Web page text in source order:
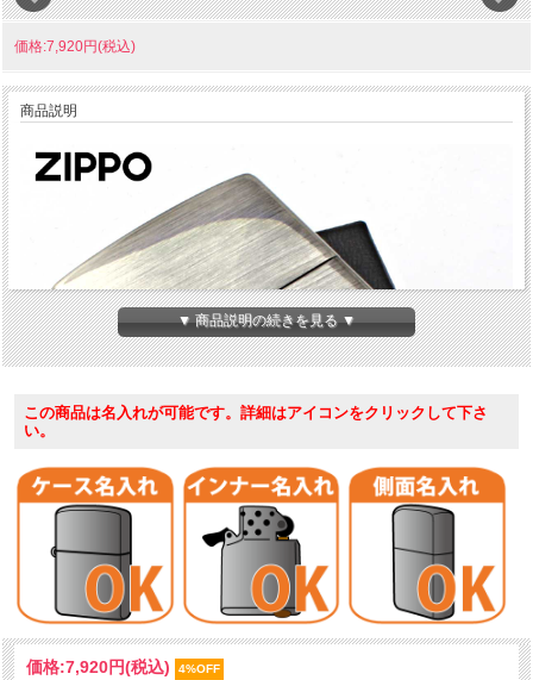
価格:7,920円(税込)
商品説明
定番のロゴ入りZippo！ロゴ部分がメタル貼りで、彫刻やプリントに比
べちょっぴりお洒落♪さらに、古美仕上げで落着いた雰囲気です。普段
▼ 商品説明の続きを見る ▼
この商品は名入れが可能です。詳細はアイコンをクリックして下さ
い。
価格:7,920円(税込) 4%OFF